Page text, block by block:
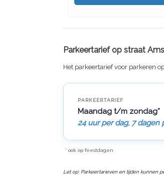
Parkeertarief op straat
Het parkeertarief voor parkeren
PARKEERTARIEF
Maandag t/m zondag*
24 uur per dag, 7 dagen
* ook op feestdagen
Let op: Parkeertarieven en tijden kunnen